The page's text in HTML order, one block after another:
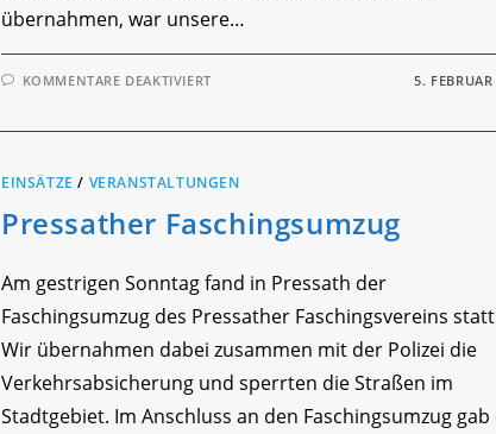
übernahmen, war unsere…
KOMMENTARE DEAKTIVIERTFÜR 5.
EINSÄTZE / VERANSTALTUNGEN
Pressather Faschingsumzug
Am gestrigen Sonntag fand in Pressath der
Faschingsumzug des Pressather Faschingsvereins
Wir übernahmen dabei zusammen mit der Polizei die
Verkehrsabsicherung und sperrten die Straßen im
Stadtgebiet. Im Anschluss an den Faschingsumzug gab